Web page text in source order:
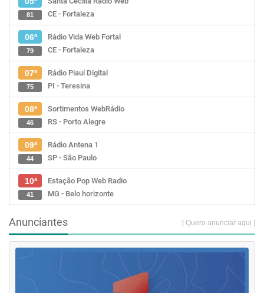
CE - Fortaleza
81
06ª
Rádio Vida Web Fortal
CE - Fortaleza
79
07ª
Rádio Piauí Digital
PI - Teresina
75
08ª
Sortimentos WebRádio
RS - Porto Alegre
46
09ª
Rádio Antena 1
SP - São Paulo
44
10ª
Estação Pop Web Radio
MG - Belo horizonte
41
Anunciantes [ Quero anunciar aqui ]